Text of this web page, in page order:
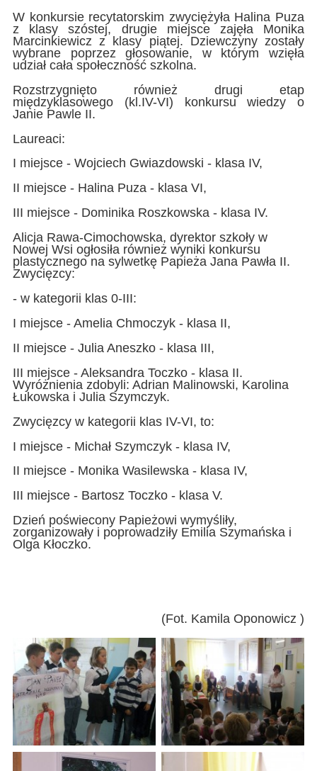
W konkursie recytatorskim zwyciężyła Halina Puza
z klasy szóstej, drugie miejsce zajęła Monika
Marcinkiewicz z klasy piątej. Dziewczyny zostały
wybrane poprzez głosowanie, w którym wzięła
udział cała społeczność szkolna.
Rozstrzygnięto również drugi etap
międzyklasowego (kl.IV-VI) konkursu wiedzy o
Janie Pawle II.
Laureaci:
I miejsce - Wojciech Gwiazdowski - klasa IV,
II miejsce - Halina Puza - klasa VI,
III miejsce - Dominika Roszkowska - klasa IV.
Alicja Rawa-Cimochowska, dyrektor szkoły w
Nowej Wsi ogłosiła również wyniki konkursu
plastycznego na sylwetkę Papieża Jana Pawła II.
Zwycięzcy:
- w kategorii klas 0-III:
I miejsce - Amelia Chmoczyk - klasa II,
II miejsce - Julia Aneszko - klasa III,
III miejsce - Aleksandra Toczko - klasa II.
Wyróżnienia zdobyli: Adrian Malinowski, Karolina
Łukowska i Julia Szymczyk.
Zwycięzcy w kategorii klas IV-VI, to:
I miejsce - Michał Szymczyk - klasa IV,
II miejsce - Monika Wasilewska - klasa IV,
III miejsce - Bartosz Toczko - klasa V.
Dzień poświecony Papieżowi wymyśliły,
zorganizowały i poprowadziły Emilia Szymańska i
Olga Kłoczko.
(Fot. Kamila Oponowicz )